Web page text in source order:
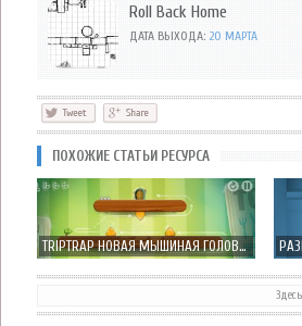
Roll Back Home
ДАТА ВЫХОДА: 20 МАРТА
ПОХОЖИЕ СТАТЬИ РЕСУРСА
TRIPTRAP НОВАЯ МЫШИНАЯ ГОЛОВОЛОМКА ОТ СОЗДАТЕЛЕЙ ISLASH